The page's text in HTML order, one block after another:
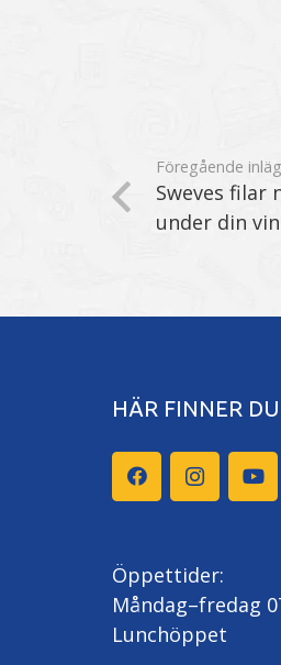
Föregående
Sweves filar
under din
HÄR FINNER DU
Öppettider:
Måndag–fredag
Lunchöppet